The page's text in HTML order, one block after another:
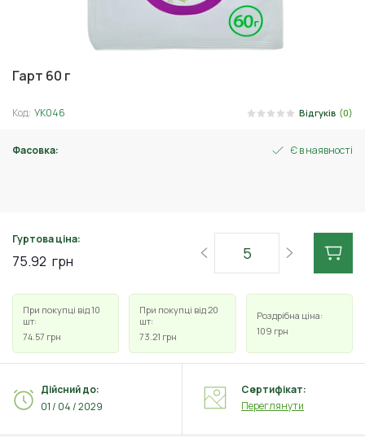
Гарт 60 г
Код: УК046 Відгуків (0)
Фасовка: Є в наявності
Гуртова ціна:
75.92 грн
При покупці від 10
шт:
74.57 грн
При покупці від 20
шт:
73.21 грн
Роздрібна ціна:
109 грн
Дійсний до:
01 / 04 / 2029
Сертифікат:
Переглянути